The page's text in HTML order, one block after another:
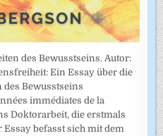
des Bewusstseins. Autor:
Ein Essay über die
Bewusstseins
immédiates de la
Doktorarbeit, die erstmals
befasst sich mit dem